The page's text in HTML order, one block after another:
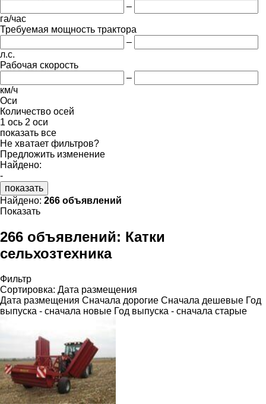
–
га/час
Требуемая мощность трактора
–
л.с.
Рабочая скорость
–
км/ч
Оси
Количество осей
1 ось 2 оси
показать все
Не хватает фильтров?
Предложить изменение
Найдено:
-
показать
Найдено: 266 объявлений
Показать
266 объявлений: Катки
сельхозтехника
Фильтр
Сортировка: Дата размещения
Дата размещения Сначала дорогие Сначала дешевые Год
выпуска - сначала новые Год выпуска - сначала старые